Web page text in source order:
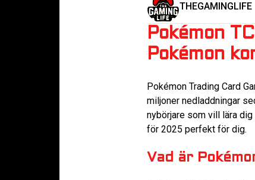
THEGAMINGLIFE
Pokémon
Pokémon
Pokémon Trading Card
miljoner nedladdningar
nybörjare som vill lära
för 2025 perfekt för dig.
Vad är